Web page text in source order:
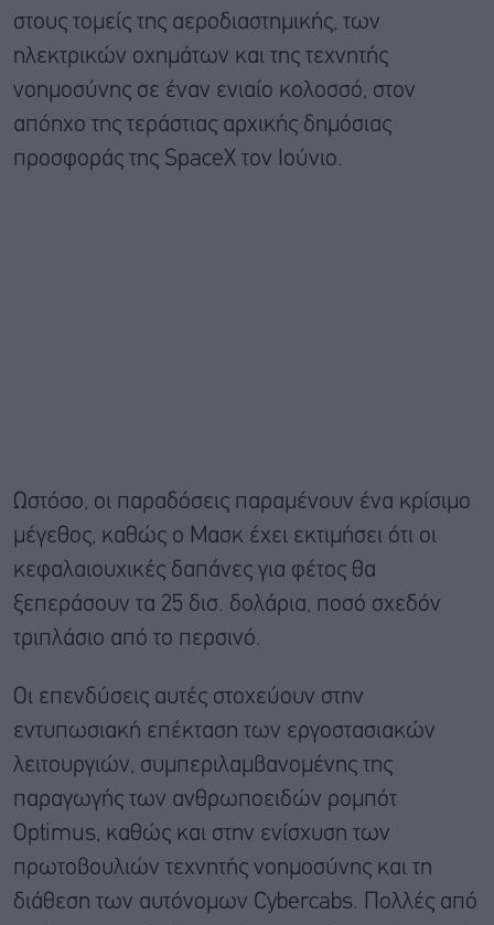
στους τομείς της αεροδιαστημικής, των
ηλεκτρικών οχημάτων και της τεχνητής
νοημοσύνης σε έναν ενιαίο κολοσσό, στον
απόηχο της τεράστιας αρχικής δημόσιας
προσφοράς της SpaceX τον Ιούνιο.
Ωστόσο, οι παραδόσεις παραμένουν ένα κρίσιμο
μέγεθος, καθώς ο Μασκ έχει εκτιμήσει ότι οι
κεφαλαιουχικές δαπάνες για φέτος θα
ξεπεράσουν τα 25 δισ. δολάρια, ποσό σχεδόν
τριπλάσιο από το περσινό.
Οι επενδύσεις αυτές στοχεύουν στην
εντυπωσιακή επέκταση των εργοστασιακών
λειτουργιών, συμπεριλαμβανομένης της
παραγωγής των ανθρωποειδών ρομπότ
Optimus, καθώς και στην ενίσχυση των
πρωτοβουλιών τεχνητής νοημοσύνης και τη
διάθεση των αυτόνομων Cybercabs. Πολλές από